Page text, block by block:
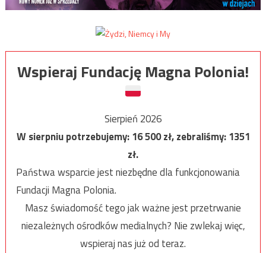
Wspieraj Fundację Magna Polonia!
Sierpień 2026
W sierpniu potrzebujemy:16 500zł, zebraliśmy:1351
zł.
Państwa wsparcie jest niezbędne dla funkcjonowania
Fundacji Magna Polonia.
Masz świadomość tego jak ważne jest przetrwanie
niezależnych ośrodków medialnych? Nie zwlekaj więc,
wspieraj nas już od teraz.